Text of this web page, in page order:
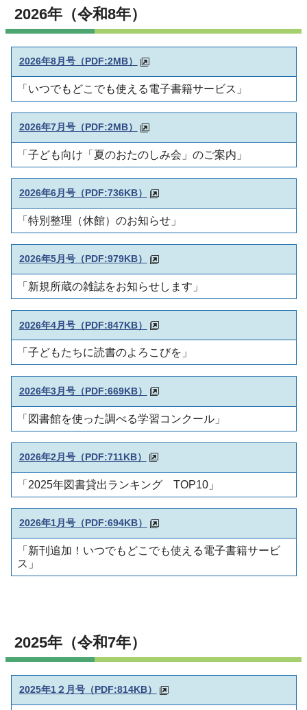
2026年（令和8年）
2026年8月号（PDF:2MB）
「いつでもどこでも使える電子書籍サービス」
2026年7月号（PDF:2MB）
「子ども向け「夏のおたのしみ会」のご案内」
2026年6月号（PDF:736KB）
「特別整理（休館）のお知らせ」
2026年5月号（PDF:979KB）
「新規所蔵の雑誌をお知らせします」
2026年4月号（PDF:847KB）
「子どもたちに読書のよろこびを」
2026年3月号（PDF:669KB）
「図書館を使った調べる学習コンクール」
2026年2月号（PDF:711KB）
「2025年図書貸出ランキング TOP10」
2026年1月号（PDF:694KB）
「新刊追加！いつでもどこでも使える電子書籍サービ
ス」
2025年（令和7年）
2025年1２月号（PDF:814KB）